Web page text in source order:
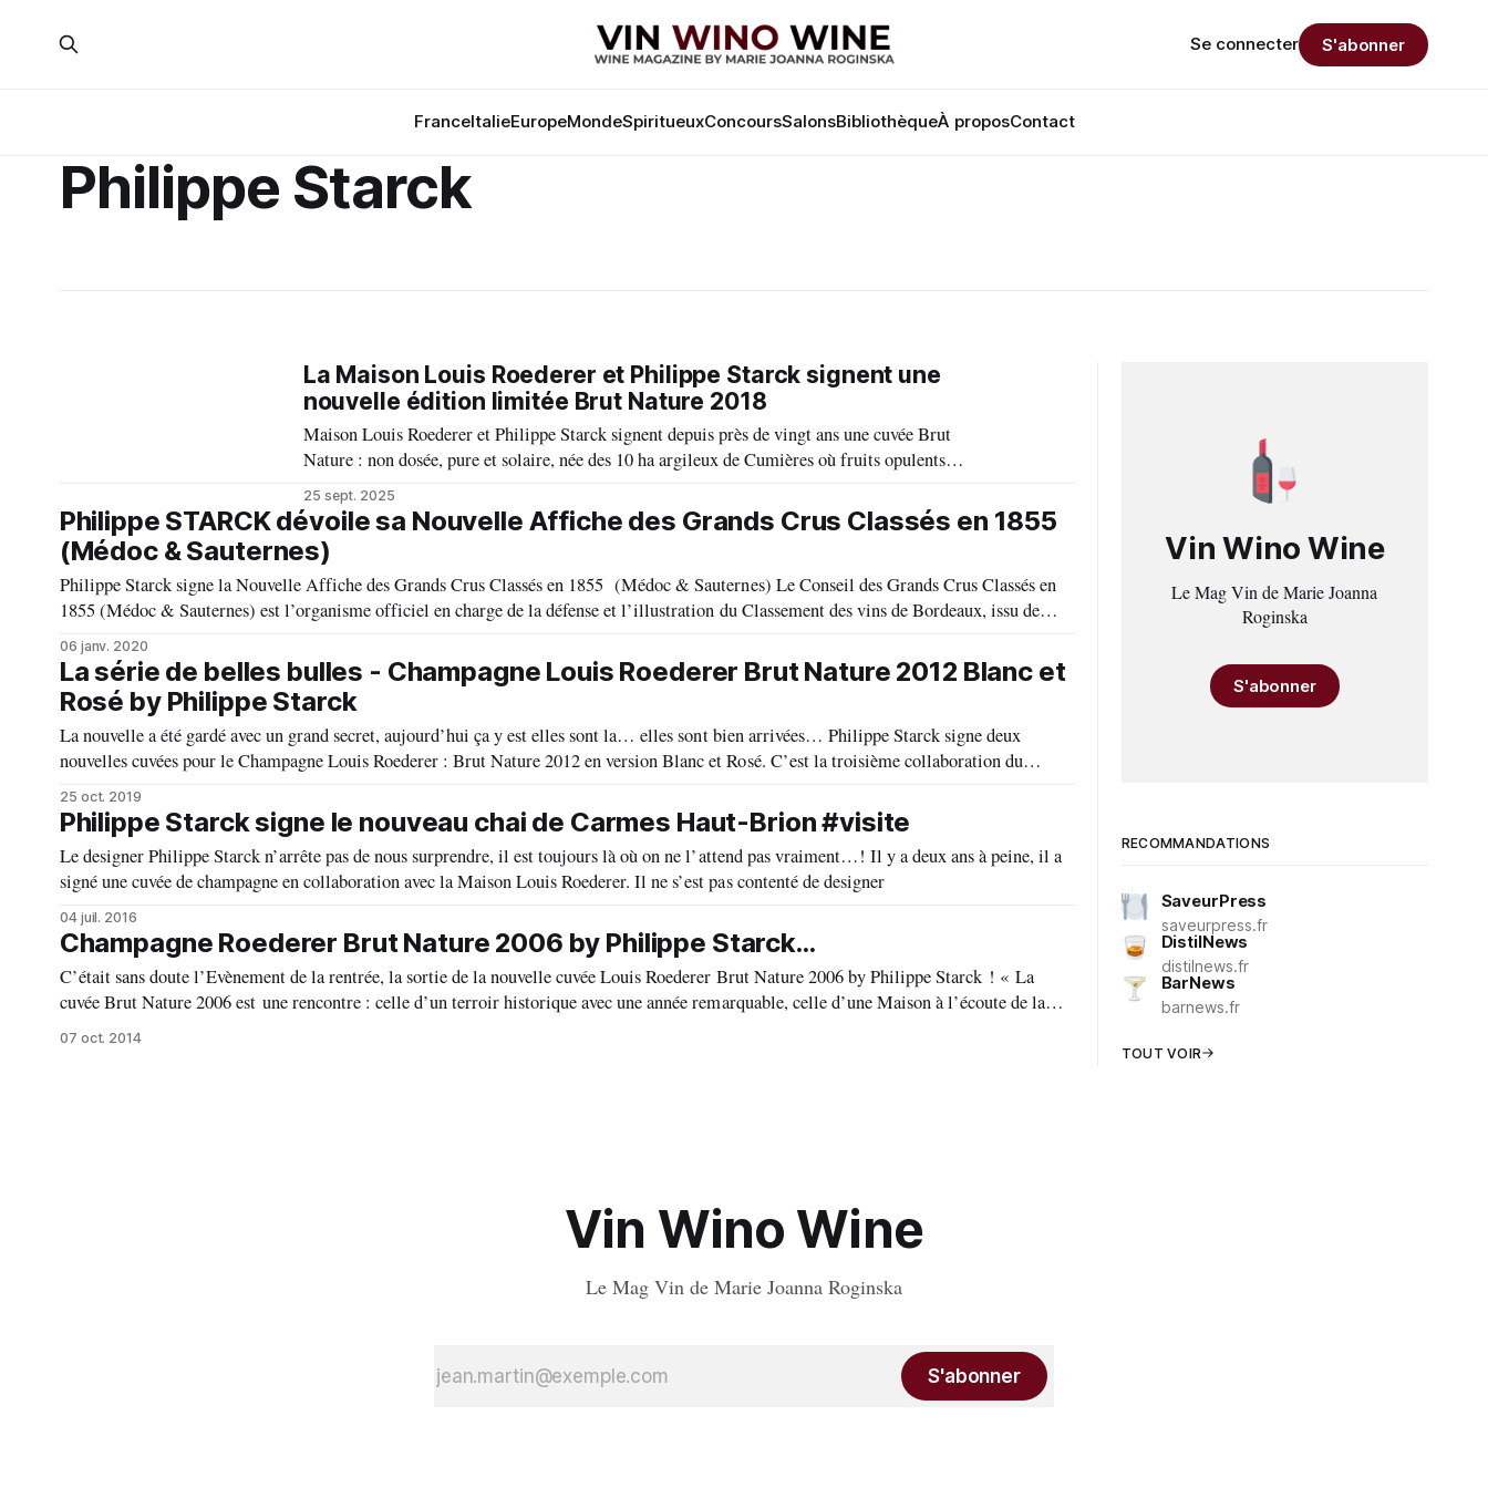
FranceItalieEuropeMondeSpiritueuxConcoursSalonsBibliothèqueÀ proposContact
Se connecter S'abonner
Philippe Starck
La Maison Louis Roederer et Philippe Starck signent une
nouvelle édition limitée Brut Nature 2018
Maison Louis Roederer et Philippe Starck signent depuis près de vingt ans une cuvée Brut
Nature : non dosée, pure et solaire, née des 10 ha argileux de Cumières où fruits opulents et
salinité se répondent pour une intensité aromatique unique.
25 sept. 2025
Philippe STARCK dévoile sa Nouvelle Affiche des Grands Crus Classés en 1855
(Médoc & Sauternes)
Philippe Starck signe la Nouvelle Affiche des Grands Crus Classés en 1855 (Médoc & Sauternes) Le Conseil des Grands Crus Classés en
1855 (Médoc & Sauternes) est l’organisme officiel en charge de la défense et l’illustration du Classement des vins de Bordeaux, issu de
l’Exposition Universelle de
06 janv. 2020
La série de belles bulles - Champagne Louis Roederer Brut Nature 2012 Blanc et
Rosé by Philippe Starck
La nouvelle a été gardé avec un grand secret, aujourd’hui ça y est elles sont la… elles sont bien arrivées… Philippe Starck signe deux
nouvelles cuvées pour le Champagne Louis Roederer : Brut Nature 2012 en version Blanc et Rosé. C’est la troisième collaboration du
créateur avec la Maison
25 oct. 2019
Philippe Starck signe le nouveau chai de Carmes Haut-Brion #visite
Le designer Philippe Starck n’arrête pas de nous surprendre, il est toujours là où on ne l’attend pas vraiment…! Il y a deux ans à peine, il a
signé une cuvée de champagne en collaboration avec la Maison Louis Roederer. Il ne s’est pas contenté de designer
04 juil. 2016
Champagne Roederer Brut Nature 2006 by Philippe Starck...
C’était sans doute l’Evènement de la rentrée, la sortie de la nouvelle cuvée Louis Roederer Brut Nature 2006 by Philippe Starck ! « La
cuvée Brut Nature 2006 est une rencontre : celle d’un terroir historique avec une année remarquable, celle d’une Maison à l’écoute de la
nature
07 oct. 2014
Vin Wino Wine
Le Mag Vin de Marie Joanna
Roginska
S'abonner
RECOMMANDATIONS
SaveurPress
saveurpress.fr
DistilNews
distilnews.fr
BarNews
barnews.fr
TOUT VOIR
Vin Wino Wine
Le Mag Vin de Marie Joanna Roginska
S'abonner